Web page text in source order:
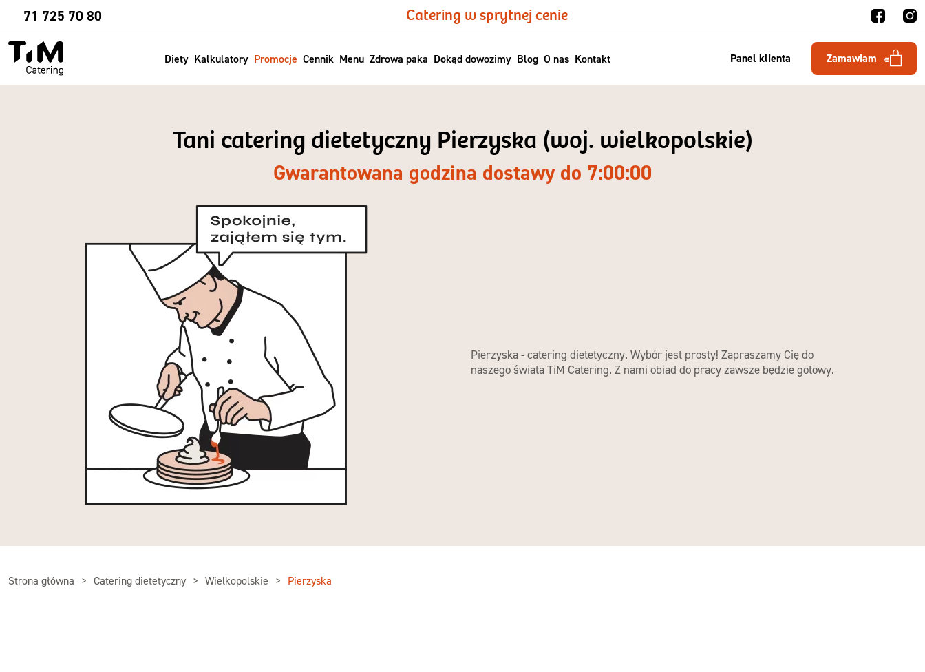
71 725 70 80 Catering w sprytnej cenie
Panel klienta Zamawiam
Diety Kalkulatory Promocje Cennik Menu Zdrowa paka Dokąd dowozimy Blog O nas Kontakt
Sprawdź
Tani catering dietetyczny Pierzyska (woj. wielkopolskie)
Gwarantowana godzina dostawy do 7:00:00
Pierzyska - catering dietetyczny. Wybór jest prosty! Zapraszamy Cię do
naszego świata TiM Catering. Z nami obiad do pracy zawsze będzie gotowy.
Strona główna Catering dietetyczny Wielkopolskie Pierzyska